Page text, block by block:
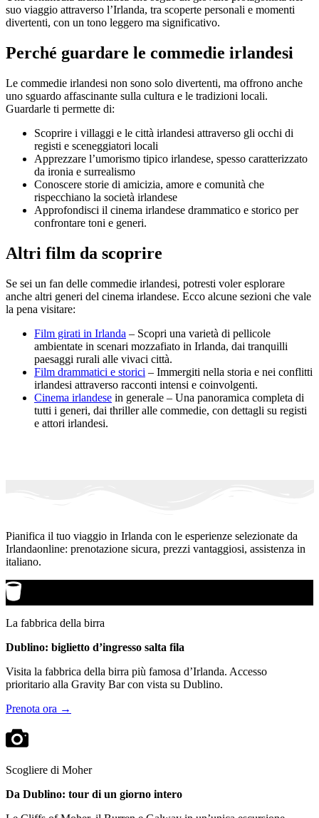
suo viaggio attraverso l’Irlanda, tra scoperte personali e momenti
divertenti, con un tono leggero ma significativo.
Perché guardare le commedie irlandesi
Le commedie irlandesi non sono solo divertenti, ma offrono anche
uno sguardo affascinante sulla cultura e le tradizioni locali.
Guardarle ti permette di:
Scoprire i villaggi e le città irlandesi attraverso gli occhi di
registi e sceneggiatori locali
Apprezzare l’umorismo tipico irlandese, spesso caratterizzato
da ironia e surrealismo
Conoscere storie di amicizia, amore e comunità che
rispecchiano la società irlandese
Approfondisci il cinema irlandese drammatico e storico per
confrontare toni e generi.
Altri film da scoprire
Se sei un fan delle commedie irlandesi, potresti voler esplorare
anche altri generi del cinema irlandese. Ecco alcune sezioni che vale
la pena visitare:
Film girati in Irlanda – Scopri una varietà di pellicole
ambientate in scenari mozzafiato in Irlanda, dai tranquilli
paesaggi rurali alle vivaci città.
Film drammatici e storici – Immergiti nella storia e nei conflitti
irlandesi attraverso racconti intensi e coinvolgenti.
Cinema irlandese in generale – Una panoramica completa di
tutti i generi, dai thriller alle commedie, con dettagli su registi
e attori irlandesi.
Pianifica il tuo viaggio in Irlanda con le esperienze selezionate da
Irlandaonline: prenotazione sicura, prezzi vantaggiosi, assistenza in
italiano.
La fabbrica della birra
Dublino: biglietto d’ingresso salta fila
Visita la fabbrica della birra più famosa d’Irlanda. Accesso
prioritario alla Gravity Bar con vista su Dublino.
Prenota ora →
Scogliere di Moher
Da Dublino: tour di un giorno intero